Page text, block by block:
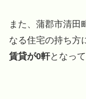
また、蒲郡市清田
なる住宅の持ち方
賃貸が0軒となって